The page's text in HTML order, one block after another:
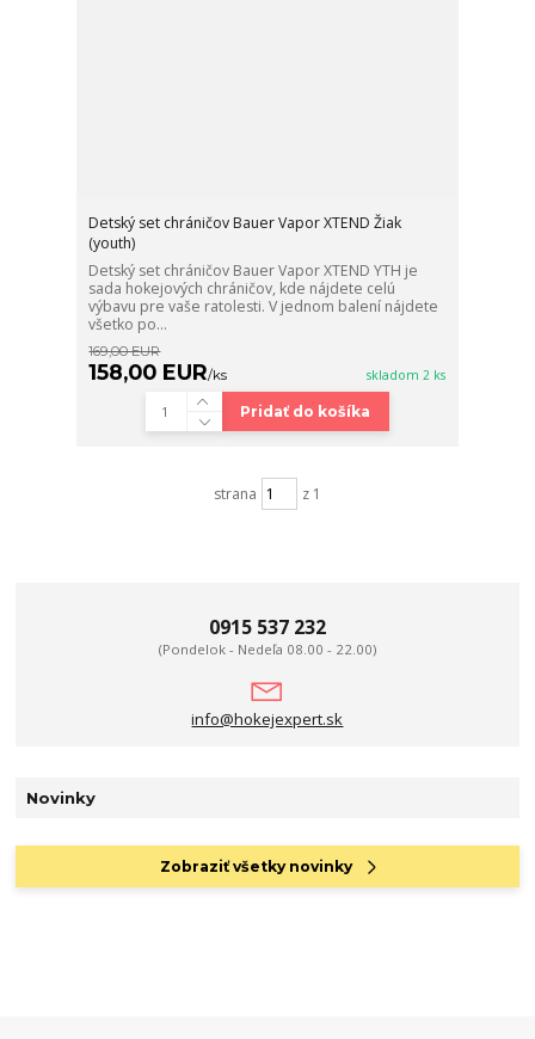
Detský set chráničov Bauer Vapor XTEND Žiak
(youth)
Detský set chráničov Bauer Vapor XTEND YTH je
sada hokejových chráničov, kde nájdete celú
výbavu pre vaše ratolesti. V jednom balení nájdete
všetko po...
169,00 EUR
158,00 EUR/ks skladom 2 ks
Pridať do košíka
strana z 1
0915 537 232
(Pondelok - Nedeľa 08.00 - 22.00)
info@hokejexpert.sk
Novinky
Zobraziť všetky novinky